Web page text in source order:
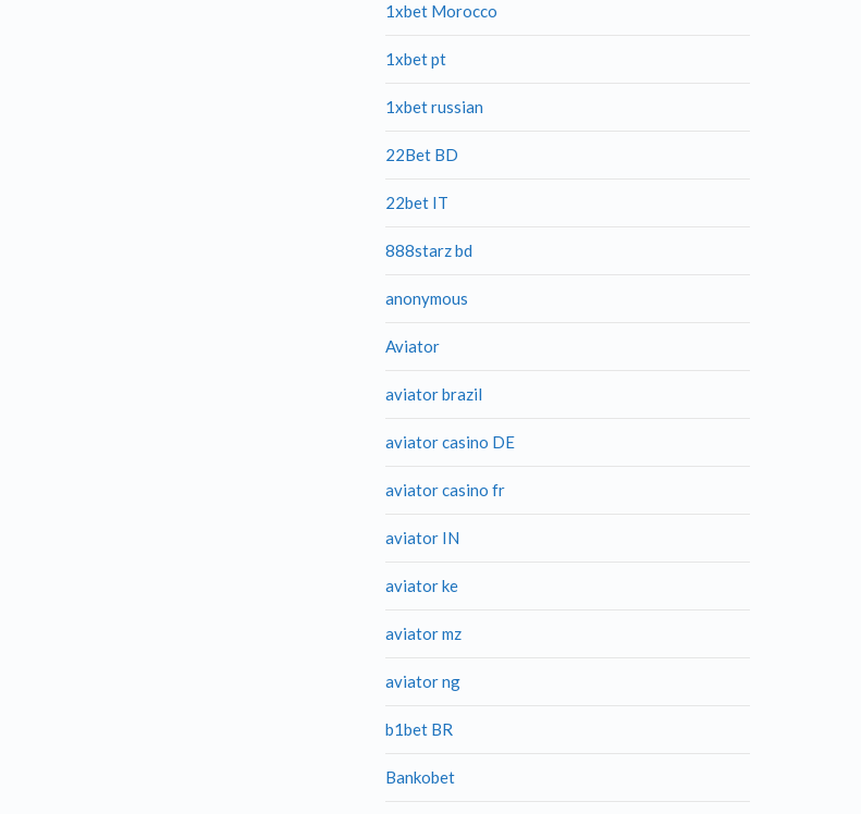
1xbet Morocco
1xbet pt
1xbet russian
22Bet BD
22bet IT
888starz bd
anonymous
Aviator
aviator brazil
aviator casino DE
aviator casino fr
aviator IN
aviator ke
aviator mz
aviator ng
b1bet BR
Bankobet